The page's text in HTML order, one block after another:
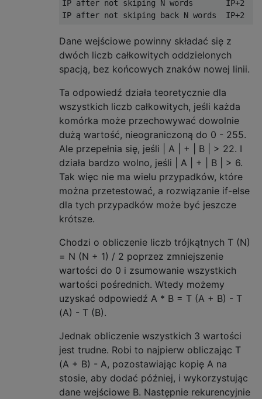
IP after not skiping N words       IP+2
Dane wejściowe powinny składać się z
dwóch liczb całkowitych oddzielonych
spacją, bez końcowych znaków nowej linii.
Ta odpowiedź działa teoretycznie dla
wszystkich liczb całkowitych, jeśli każda
komórka może przechowywać dowolnie
dużą wartość, nieograniczoną do 0 - 255.
Ale przepełnia się, jeśli | A | + | B | > 22. I
działa bardzo wolno, jeśli | A | + | B | > 6.
Tak więc nie ma wielu przypadków, które
można przetestować, a rozwiązanie if-else
dla tych przypadków może być jeszcze
krótsze.
Chodzi o obliczenie liczb trójkątnych T (N)
= N (N + 1) / 2 poprzez zmniejszenie
wartości do 0 i zsumowanie wszystkich
wartości pośrednich. Wtedy możemy
uzyskać odpowiedź A * B = T (A + B) - T
(A) - T (B).
Jednak obliczenie wszystkich 3 wartości
jest trudne. Robi to najpierw obliczając T
(A + B) - A, pozostawiając kopię A na
stosie, aby dodać później, i wykorzystując
dane wejściowe B. Następnie rekurencyjnie